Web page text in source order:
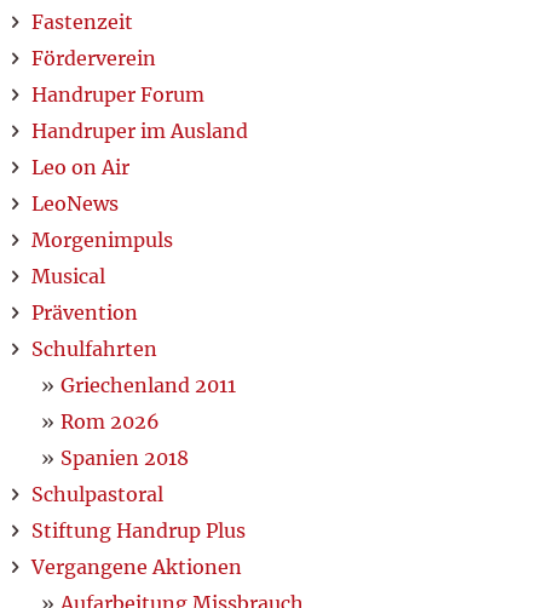
Fastenzeit
Förderverein
Handruper Forum
Handruper im Ausland
Leo on Air
LeoNews
Morgenimpuls
Musical
Prävention
Schulfahrten
Griechenland 2011
Rom 2026
Spanien 2018
Schulpastoral
Stiftung Handrup Plus
Vergangene Aktionen